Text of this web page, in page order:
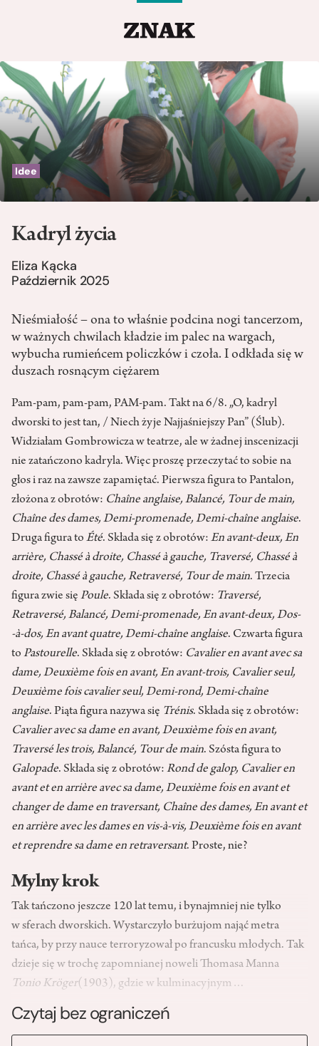
Idee
Kadryl życia
Eliza Kącka
Październik 2025
Nieśmiałość – ona to właśnie podcina nogi tancerzom,
w ważnych chwilach kładzie im palec na wargach,
wybucha rumieńcem policzków i czoła. I odkłada się w
duszach rosnącym ciężarem
Pam­‑pam, pam­‑pam, PAM­‑pam. Takt na 6/8. „O, kadryl
dworski to jest tan, / Niech żyje Najjaśniejszy Pan” (Ślub).
Widziałam Gombrowicza w teatrze, ale w żadnej inscenizacji
nie zatańczono kadryla. Więc proszę przeczytać to sobie na
głos i raz na zawsze zapamiętać. Pierwsza figura to Pantalon,
złożona z obrotów: Chaîne anglaise, Balancé, Tour de main,
Chaîne des dames, Demi­‑promenade, Demi­‑chaîne anglaise.
Druga figura to Été. Składa się z obrotów: En avant­‑deux, En
arrière, Chassé à droite, Chassé à gauche, Traversé, Chassé à
droite, Chassé à gauche, Retraversé, Tour de main. Trzecia
figura zwie się Poule. Składa się z obrotów: Traversé,
Retraversé, Balancé, Demi­‑promenade, En avant­‑deux, Dos­
‑à-dos, En avant quatre, Demi­‑chaîne anglaise. Czwarta figura
to Pastourelle. Składa się z obrotów: Cavalier en avant avec sa
dame, Deuxième fois en avant, En avant­‑trois, Cavalier seul,
Deuxième fois cavalier seul, Demi­‑rond, Demi­‑chaîne
anglaise. Piąta figura nazywa się Trénis. Składa się z obrotów:
Cavalier avec sa dame en avant, Deuxième fois en avant,
Traversé les trois, Balancé, Tour de main. Szósta figura to
Galopade. Składa się z obrotów: Rond de galop, Cavalier en
avant et en arrière avec sa dame, Deuxième fois en avant et
changer de dame en traversant, Chaîne des dames, En avant et
en arrière avec les dames en vis­‑à-vis, Deuxième fois en avant
et reprendre sa dame en retraversant. Proste, nie?
Mylny krok
Tak tańczono jeszcze 120 lat temu, i bynajmniej nie tylko
w sferach dworskich. Wystarczyło burżujom nająć metra
tańca, by przy nauce terroryzował po francusku młodych. Tak
dzieje się w trochę zapomnianej noweli Thomasa Manna
Tonio Kröger(1903), gdzie w kulminacyjnym…
Czytaj bez ograniczeń